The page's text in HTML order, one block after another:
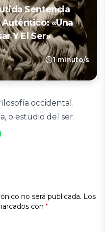
Sentencia
«Una
Y El Ser»
1 minuto/s
occidental.
o estudio del ser.
no será publicada. Los
con *